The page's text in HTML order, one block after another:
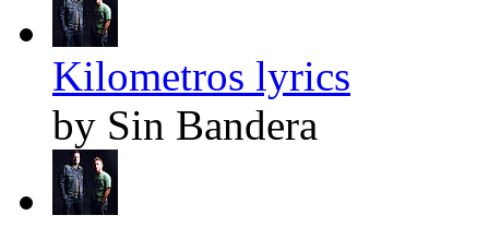
Kilometros lyrics
by Sin Bandera